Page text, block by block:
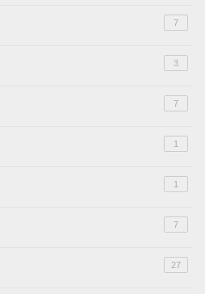
7
3
7
1
1
7
27